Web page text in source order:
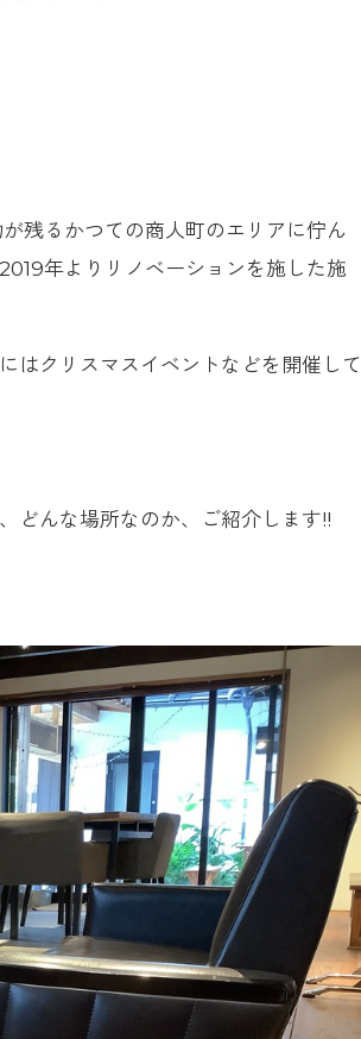
残るかつての商人町のエリアに佇ん
年よりリノベーションを施した施
はクリスマスイベントなどを開催して
どんな場所なのか、ご紹介します!!